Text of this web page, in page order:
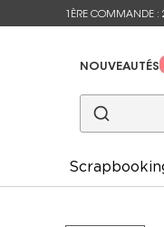
1ÈRE COMMANDE :
NOUVEAUTÉS